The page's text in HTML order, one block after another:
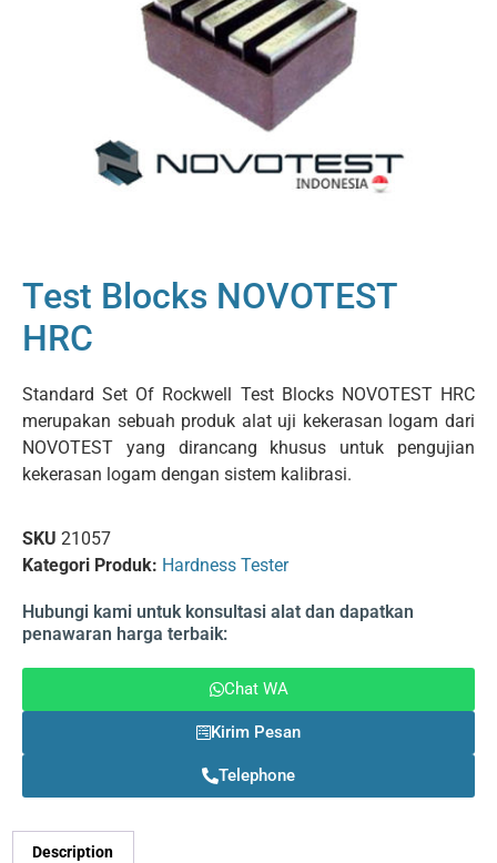
Test Blocks NOVOTEST
HRC
Standard Set Of Rockwell Test Blocks NOVOTEST HRC
merupakan sebuah produk alat uji kekerasan logam dari
NOVOTEST yang dirancang khusus untuk pengujian
kekerasan logam dengan sistem kalibrasi.
SKU 21057
Kategori Produk: Hardness Tester
Hubungi kami untuk konsultasi alat dan dapatkan
penawaran harga terbaik:
Chat WA
Kirim Pesan
Telephone
Description